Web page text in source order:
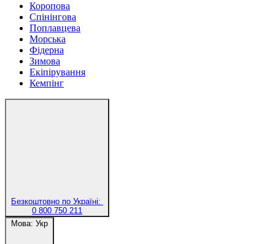
Коропова
Спінінгова
Поплавцева
Морська
Фідерна
Зимова
Екіпірування
Кемпінг
Безкоштовно по Україні:
0 800 750 211
Мова: Укр